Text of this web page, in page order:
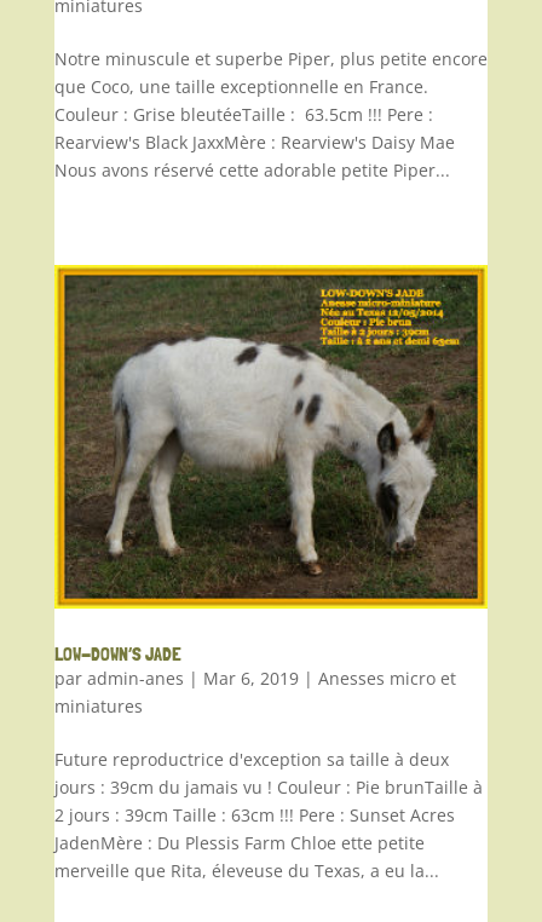
miniatures
Notre minuscule et superbe Piper, plus petite encore
que Coco, une taille exceptionnelle en France.
Couleur : Grise bleutéeTaille : 63.5cm !!! Pere :
Rearview's Black JaxxMère : Rearview's Daisy Mae
Nous avons réservé cette adorable petite Piper...
LOW-DOWN’S JADE
par admin-anes | Mar 6, 2019| Anesses micro et
miniatures
Future reproductrice d'exception sa taille à deux
jours : 39cm du jamais vu ! Couleur : Pie brunTaille à
2 jours : 39cm Taille : 63cm !!! Pere : Sunset Acres
JadenMère : Du Plessis Farm Chloe ette petite
merveille que Rita, éleveuse du Texas, a eu la...